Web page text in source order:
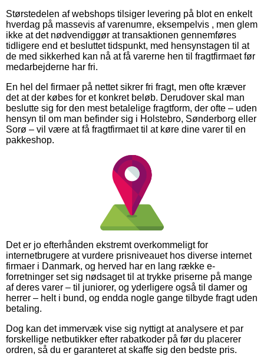
Størstedelen af webshops tilsiger levering på blot en enkelt
hverdag på massevis af varenumre, eksempelvis , men glem
ikke at det nødvendiggør at transaktionen gennemføres
tidligere end et besluttet tidspunkt, med hensynstagen til at
de med sikkerhed kan nå at få varerne hen til fragtfirmaet før
medarbejderne har fri.
En hel del firmaer på nettet sikrer fri fragt, men ofte kræver
det at der købes for et konkret beløb. Derudover skal man
beslutte sig for den mest betalelige fragtform, der ofte – uden
hensyn til om man befinder sig i Holstebro, Sønderborg eller
Sorø – vil være at få fragtfirmaet til at køre dine varer til en
pakkeshop.
Det er jo efterhånden ekstremt overkommeligt for
internetbrugere at vurdere prisniveauet hos diverse internet
firmaer i Danmark, og herved har en lang række e-
forretninger set sig nødsaget til at trykke priserne på mange
af deres varer – til juniorer, og yderligere også til damer og
herrer – helt i bund, og endda nogle gange tilbyde fragt uden
betaling.
Dog kan det immervæk vise sig nyttigt at analysere et par
forskellige netbutikker efter rabatkoder på før du placerer
ordren, så du er garanteret at skaffe sig den bedste pris.